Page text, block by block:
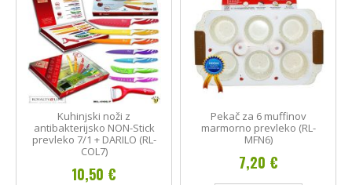
Kuhinjski noži z
antibakterijsko NON-Stick
prevleko 7/1 + DARILO (RL-
COL7)
10,50 €
Pekač za 6 muffinov
marmorno prevleko (RL-
MFN6)
7,20 €